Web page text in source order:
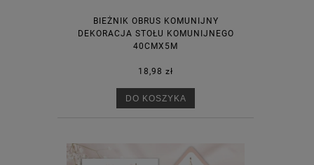
BIEŻNIK OBRUS KOMUNIJNY
DEKORACJA STOŁU KOMUNIJNEGO
40CMX5M
18,98 zł
DO KOSZYKA